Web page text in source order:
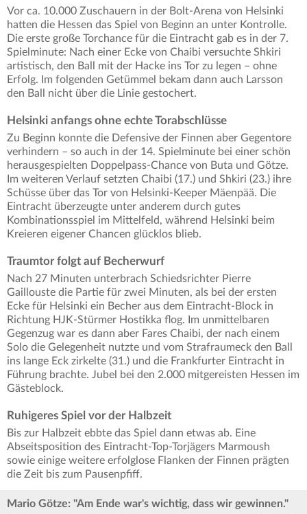
Vor ca. 10.000 Zuschauern in der Bolt-Arena von Helsinki
hatten die Hessen das Spiel von Beginn an unter Kontrolle.
Die erste große Torchance für die Eintracht gab es in der 7.
Spielminute: Nach einer Ecke von Chaibi versuchte Shkiri
artistisch, den Ball mit der Hacke ins Tor zu legen – ohne
Erfolg. Im folgenden Getümmel bekam dann auch Larsson
den Ball nicht über die Linie gestochert.
Helsinki anfangs ohne echte Torabschlüsse
Zu Beginn konnte die Defensive der Finnen aber Gegentore
verhindern – so auch in der 14. Spielminute bei einer schön
herausgespielten Doppelpass-Chance von Buta und Götze.
Im weiteren Verlauf setzten Chaibi (17.) und Shkiri (23.) ihre
Schüsse über das Tor von Helsinki-Keeper Mäenpää. Die
Eintracht überzeugte unter anderem durch gutes
Kombinationsspiel im Mittelfeld, während Helsinki beim
Kreieren eigener Chancen glücklos blieb.
Traumtor folgt auf Becherwurf
Nach 27 Minuten unterbrach Schiedsrichter Pierre
Gaillouste die Partie für zwei Minuten, als bei der ersten
Ecke für Helsinki ein Becher aus dem Eintracht-Block in
Richtung HJK-Stürmer Hostikka flog. Im unmittelbaren
Gegenzug war es dann aber Fares Chaibi, der nach einem
Solo die Gelegenheit nutzte und vom Strafraumeck den Ball
ins lange Eck zirkelte (31.) und die Frankfurter Eintracht in
Führung brachte. Jubel bei den 2.000 mitgereisten Hessen im
Gästeblock.
Ruhigeres Spiel vor der Halbzeit
Bis zur Halbzeit ebbte das Spiel dann etwas ab. Eine
Abseitsposition des Eintracht-Top-Torjägers Marmoush
sowie einige weitere erfolglose Flanken der Finnen prägten
die Zeit bis zum Pausenpfiff.
Mario Götze: "Am Ende war's wichtig, dass wir gewinnen."